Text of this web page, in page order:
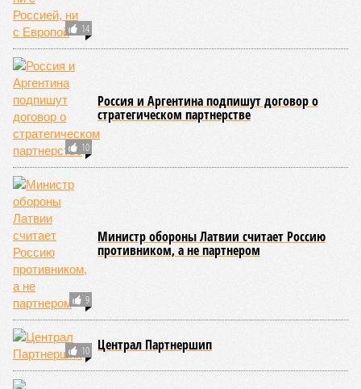
из ключевых авторов исследования, научный сотрудник
Центра био- и медицинских технологий Сколтеха и
научный сотрудник Института искусственного интеллекта
(AIRI).
Интересно, что некоторые ткани нашего организма более
устойчивы к соматическим мутациям, чем другие. В
частности, клетки печени: они с радостью заменят старые,
процветая бесконечно долго. С другой стороны, клетки
миокарда (среднего слоя сердечной мышцы) и нейроны
(клетки головного мозга) гораздо более подвержены
мутациям: если их функция деления и размножения
утрачена, восстановить её невозможно. Когда они
перестают функционировать, отказывают сердце и мозг,
что, разумеется, приводит к смерти. Авторы исследования
называют эти типы клеток «критическими точками
ограничения продолжительности жизни».
Причина ясна, но будущее в тумане
Получается, что бедная несчастная печень, вынужденная
переваривать вредную пищу и прочий алкоголь на
ежедневной основе, могла бы прожить десятки тысяч лет!
А вот мозг, от которого эта печень полностью зависит, – нет.